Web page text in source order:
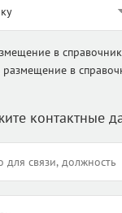
в
в
контактные